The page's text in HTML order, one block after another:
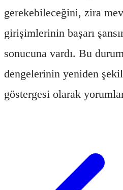
gerekebileceğini, zira
girişimlerinin başarı
sonucuna vardı. Bu
dengelerinin yeniden
göstergesi olarak